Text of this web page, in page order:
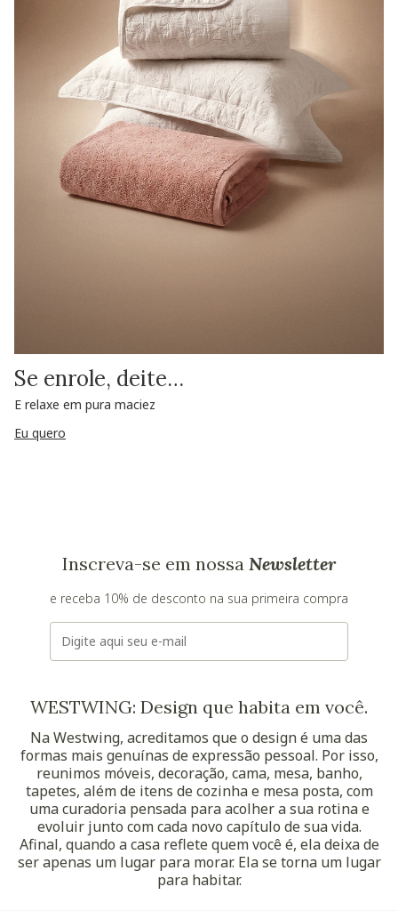
Se enrole, deite…
E relaxe em pura maciez
Eu quero
Inscreva-se em nossa Newsletter
e receba 10% de desconto na sua primeira compra
E-mail
WESTWING: Design que habita em você.
Na Westwing, acreditamos que o design é uma das
formas mais genuínas de expressão pessoal. Por isso,
reunimos móveis, decoração, cama, mesa, banho,
tapetes, além de itens de cozinha e mesa posta, com
uma curadoria pensada para acolher a sua rotina e
evoluir junto com cada novo capítulo de sua vida.
Afinal, quando a casa reflete quem você é, ela deixa de
ser apenas um lugar para morar. Ela se torna um lugar
para habitar.